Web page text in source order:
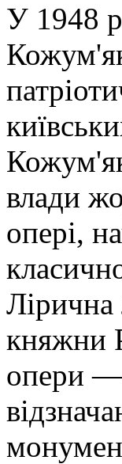
У 1948
влади
опері,
Лірична
княжни
опери —